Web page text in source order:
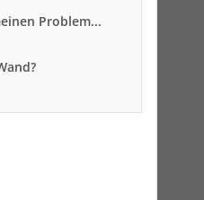
Problem...